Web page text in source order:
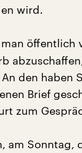
wird.
man
den haben
Brief
zum
am Sonntag,